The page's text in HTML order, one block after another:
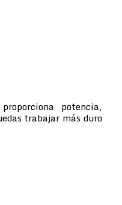
potencia,
trabajar más duro